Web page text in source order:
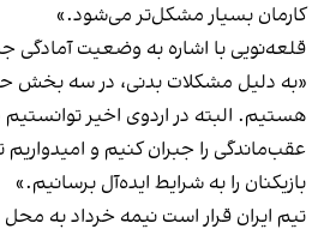
کارمان بسیار مشکل‌تر می‌شود.»
قلعه‌نویی با اشاره به وضعیت آمادگی
بازیکنان را به شرایط ایده‌آل برسانیم.»
تیم ایران قرار است نیمه خرداد به محل